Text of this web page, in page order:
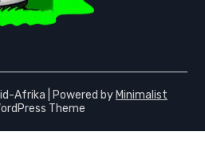
Afrika | Powered by Minimalist
Theme